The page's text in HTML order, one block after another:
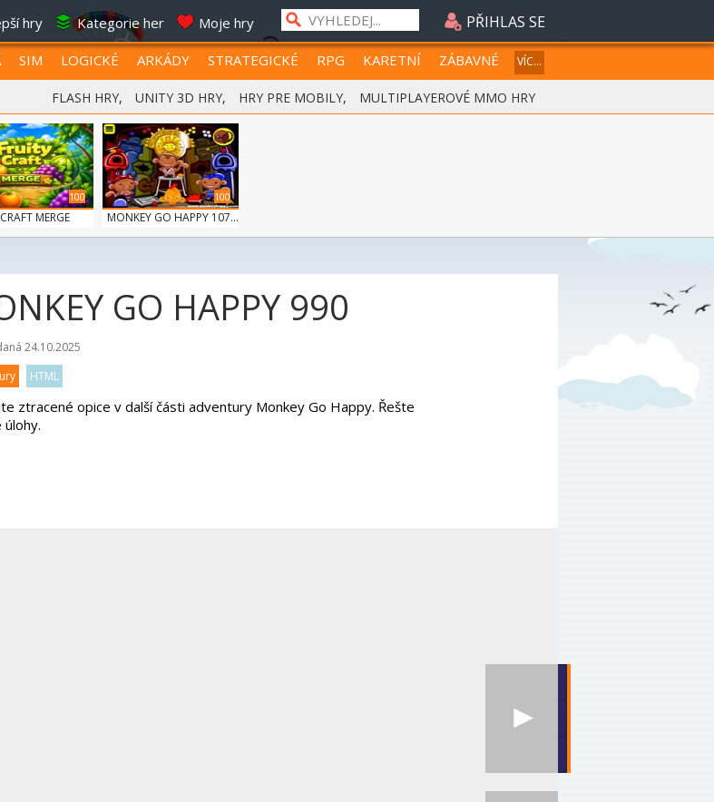
hry Kategorie her Moje hry PŘIHLAS SE
SIM LOGICKÉ ARKÁDY STRATEGICKÉ RPG KARETNÍ ZÁBAVNÉ VÍC...
FLASH HRY, UNITY 3D HRY, HRY PRE MOBILY, MULTIPLAYEROVÉ MMO HRY
100
MERGE
100
MONKEY GO HAPPY 107...
GO HAPPY 990
24.10.2025
HTML
ztracené opice v další části adventury Monkey Go Happy. Řešte
úlohy.